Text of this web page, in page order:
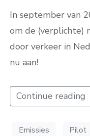
In september van
om de (verplichte)
door verkeer in
nu aan!
Continue reading
Emissies Pilot